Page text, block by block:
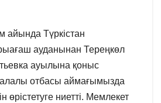
Түркістан
ауданынан Тереңкөл
ауылына қоныс
отбасы аймағымызда
өрістетуге ниетті. Мемлекет